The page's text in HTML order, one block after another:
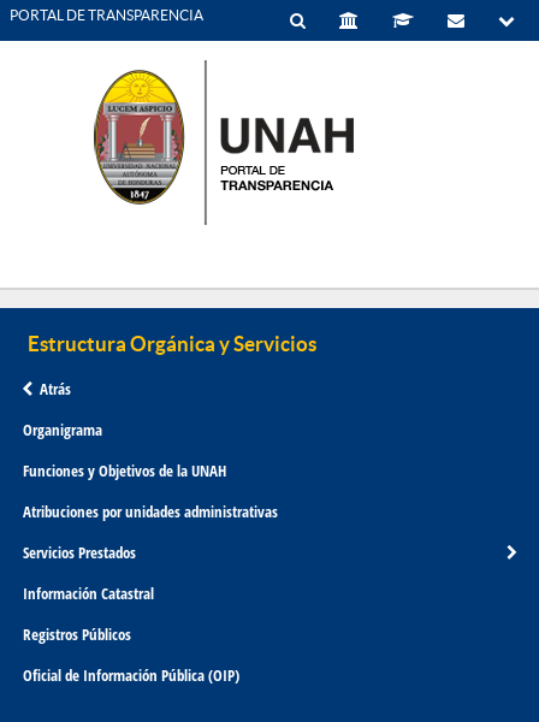
PORTAL DE TRANSPARENCIA
Atrás
Organigrama
Funciones y Objetivos de la UNAH
Atribuciones por unidades administrativas
Servicios Prestados
Información Catastral
Registros Públicos
Oficial de Información Pública (OIP)